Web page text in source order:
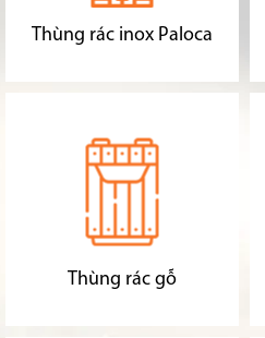
Thùng rác inox Paloca
Thùng rác gỗ